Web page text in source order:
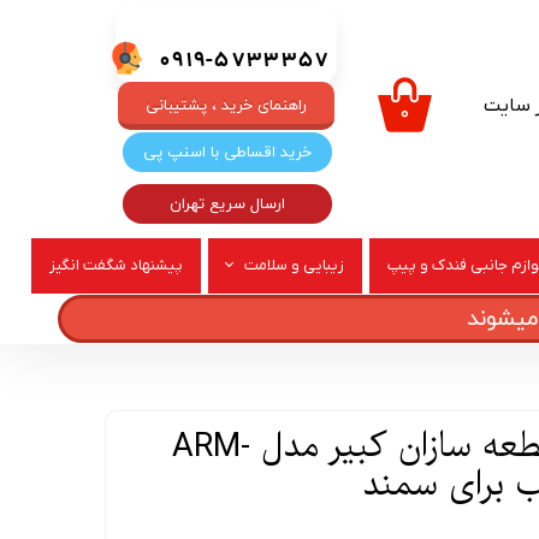
0919-5733357
سایت
جانبی فندک و پیپ زیبایی و سلامت پیشنهاد شگفت انگیز
۰
خرید اقساطی با اسنپ پی
ارسال سریع تهران
راهنمای خرید ، پشتیبانی
آرم عقب خودرو قطعه سازان کبیر مدل ARM-